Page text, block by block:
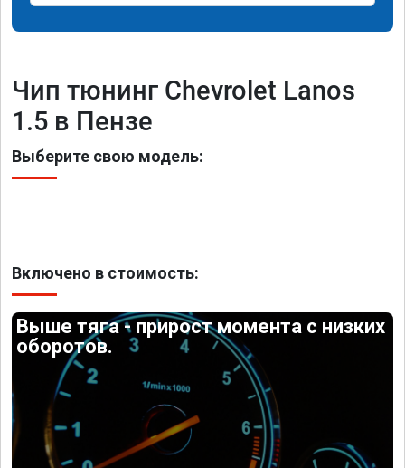
Чип тюнинг Chevrolet Lanos
1.5 в Пензе
Выберите свою модель:
Включено в стоимость:
Выше тяга - прирост момента с низких
оборотов.